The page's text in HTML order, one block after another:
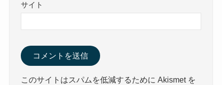
サイト
このサイトはスパムを低減するために Akismet を